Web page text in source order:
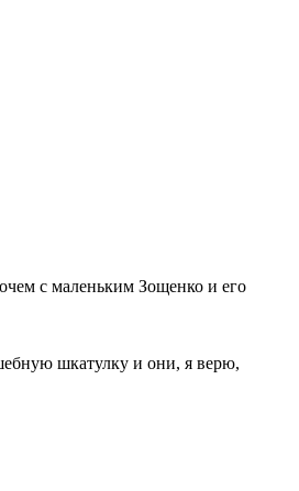
с маленьким Зощенко и его
шкатулку и они, я верю,